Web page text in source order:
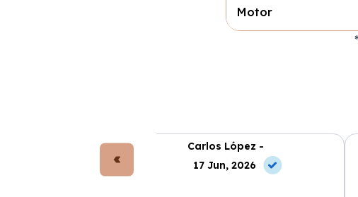
Motor
Carlos López -
17 Jun, 2026